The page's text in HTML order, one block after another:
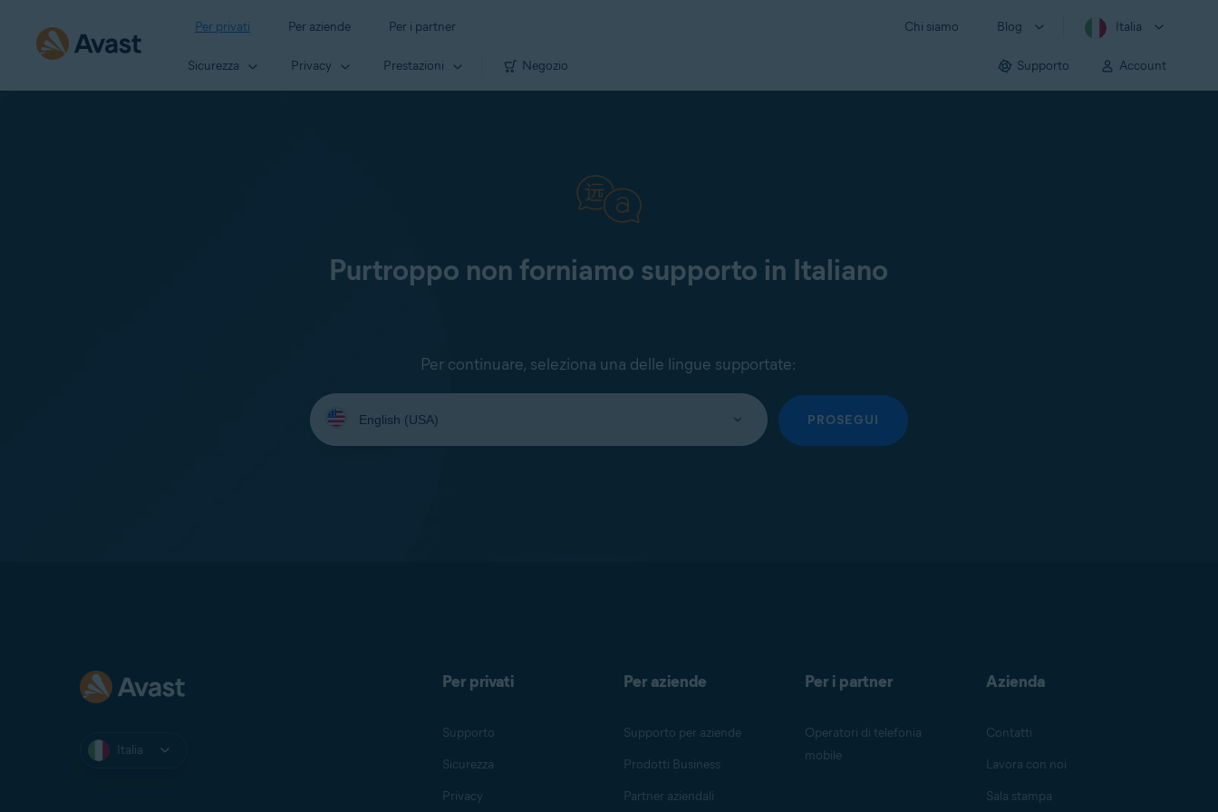
Per privati Per aziende Per i partner Chi siamo Blog Italia
Sicurezza Privacy Prestazioni Negozio Supporto Account
Purtroppo non forniamo supporto in Italiano
Per continuare, seleziona una delle lingue supportate:
Seleziona
la
lingua:
PROSEGUI
Italia
Per privati
Supporto
Sicurezza
Privacy
Per aziende
Supporto per aziende
Prodotti Business
Partner aziendali
Per i partner
Operatori di telefonia
mobile
Azienda
Contatti
Lavora con noi
Sala stampa